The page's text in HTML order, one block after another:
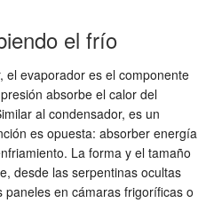
el frío
el evaporador es el componente
absorbe el calor del
al condensador, es un
es opuesta: absorber energía
La forma y el tamaño
desde las serpentinas ocultas
en cámaras frigoríficas o